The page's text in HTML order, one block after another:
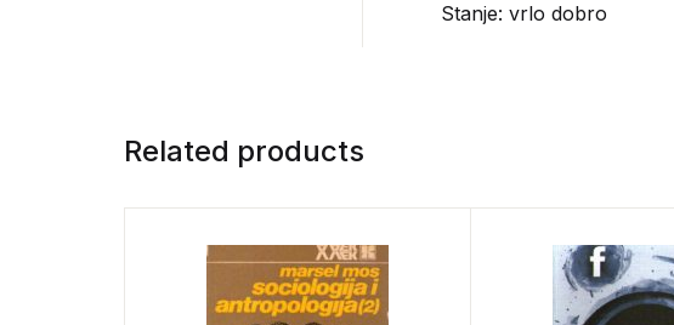
Stanje: vrlo dobro
Related products